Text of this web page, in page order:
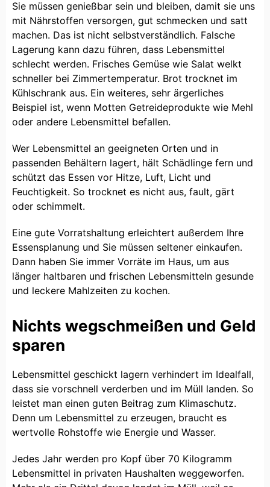
Sie müssen genießbar sein und bleiben, damit sie uns
mit Nährstoffen versorgen, gut schmecken und satt
machen. Das ist nicht selbstverständlich. Falsche
Lagerung kann dazu führen, dass Lebensmittel
schlecht werden. Frisches Gemüse wie Salat welkt
schneller bei Zimmertemperatur. Brot trocknet im
Kühlschrank aus. Ein weiteres, sehr ärgerliches
Beispiel ist, wenn Motten Getreideprodukte wie Mehl
oder andere Lebensmittel befallen.
Wer Lebensmittel an geeigneten Orten und in
passenden Behältern lagert, hält Schädlinge fern und
schützt das Essen vor Hitze, Luft, Licht und
Feuchtigkeit. So trocknet es nicht aus, fault, gärt
oder schimmelt.
Eine gute Vorratshaltung erleichtert außerdem Ihre
Essensplanung und Sie müssen seltener einkaufen.
Dann haben Sie immer Vorräte im Haus, um aus
länger haltbaren und frischen Lebensmitteln gesunde
und leckere Mahlzeiten zu kochen.
Nichts wegschmeißen und Geld
sparen
Lebensmittel geschickt lagern verhindert im Idealfall,
dass sie vorschnell verderben und im Müll landen. So
leistet man einen guten Beitrag zum Klimaschutz.
Denn um Lebensmittel zu erzeugen, braucht es
wertvolle Rohstoffe wie Energie und Wasser.
Jedes Jahr werden pro Kopf über 70 Kilogramm
Lebensmittel in privaten Haushalten weggeworfen.